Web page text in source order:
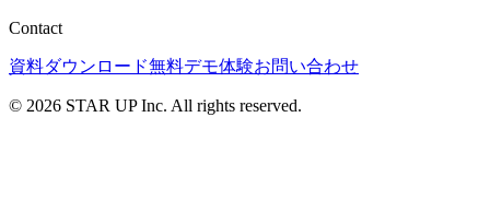
Contact
資料ダウンロード無料デモ体験お問い合わせ
© 2026 STAR UP Inc. All rights reserved.